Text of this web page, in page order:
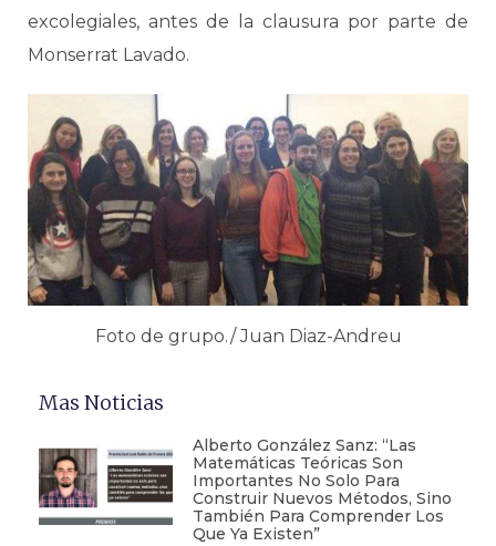
excolegiales, antes de la clausura por parte de
Monserrat Lavado.
Foto de grupo./ Juan Diaz-Andreu
Mas Noticias
Alberto González Sanz: “Las
Matemáticas Teóricas Son
Importantes No Solo Para
Construir Nuevos Métodos, Sino
También Para Comprender Los
Que Ya Existen”